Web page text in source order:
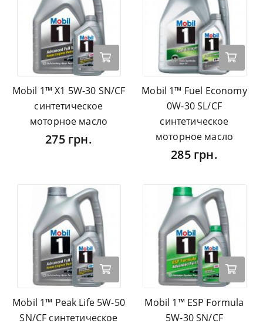
Mobil 1™ X1 5W-30 SN/CF
синтетическое
моторное масло
275 грн.
Mobil 1™ Fuel Economy
0W-30 SL/CF
синтетическое
моторное масло
285 грн.
Mobil 1™ Peak Life 5W-50
SN/CF синтетическое
Mobil 1™ ESP Formula
5W-30 SN/CF